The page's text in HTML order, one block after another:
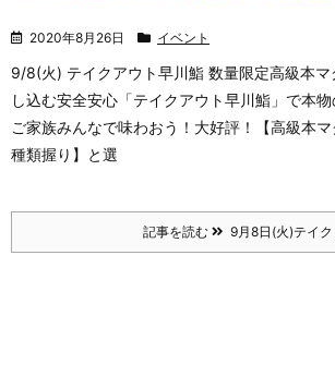
2020年8月26日 イベント
9/8(火) テイクアウト早川鮨 数量限定高級本マ
し込む安全安心「テイクアウト早川鮨」で本
ご家族みんなで味わおう！大好評！【高級本
種類握り】と選
記事を読む 9月8日(火)テイク